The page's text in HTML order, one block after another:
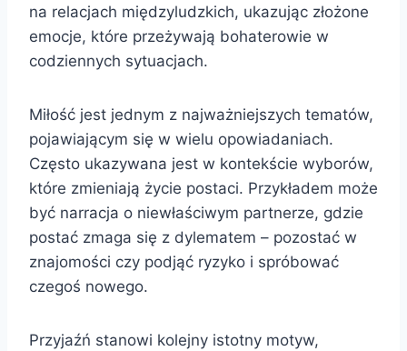
na relacjach międzyludzkich, ukazując złożone
emocje, które przeżywają bohaterowie w
codziennych sytuacjach.
Miłość jest jednym z najważniejszych tematów,
pojawiającym się w wielu opowiadaniach.
Często ukazywana jest w kontekście wyborów,
które zmieniają życie postaci. Przykładem może
być narracja o niewłaściwym partnerze, gdzie
postać zmaga się z dylematem – pozostać w
znajomości czy podjąć ryzyko i spróbować
czegoś nowego.
Przyjaźń stanowi kolejny istotny motyw,